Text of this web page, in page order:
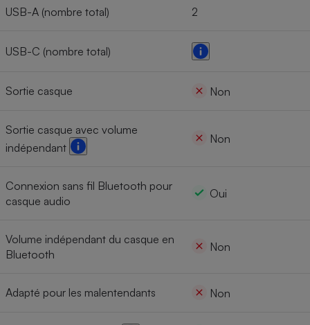
USB-A (nombre total) 2
USB-C (nombre total)
Sortie casque Non
Sortie casque avec volume
indépendant
Non
Connexion sans fil Bluetooth pour
casque audio
Oui
Volume indépendant du casque en
Bluetooth
Non
Adapté pour les malentendants Non